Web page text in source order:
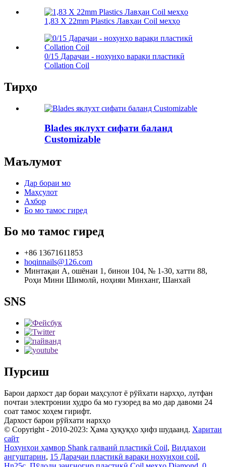
1,83 X 22mm Plastics Лавҳаи Coil мехҳо
0/15 Дараҷаи - нохунҳо варақи пластикӣ
Collation Coil
Тирҳо
Blades яклухт сифати баланд
Customizable
Маълумот
Дар бораи мо
Маҳсулот
Ахбор
Бо мо тамос гиред
Бо мо тамос гиред
+86 13671611853
hoqinnails@126.com
Минтақаи А, ошёнаи 1, бинои 104, № 1-30, хатти 88,
Роҳи Мини Шимолӣ, ноҳияи Минханг, Шанхай
SNS
Пурсиш
Барои дархост дар бораи маҳсулот ё рӯйхати нархҳо, лутфан
почтаи электронии худро ба мо гузоред ва мо дар давоми 24
соат тамос хоҳем гирифт.
Дархост барои рӯйхати нархҳо
© Copyright - 2010-2023: Ҳама ҳуқуқҳо ҳифз шудаанд. Харитаи
сайт
Нохунҳои ҳамвор Shank галванӣ пластикӣ Coil, Виддаҳои
ангуштарин, 15 Дараҷаи пластикӣ варақи нохунҳои coil,